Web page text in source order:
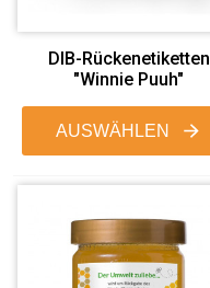
DIB-Rückenetiketten
"Winnie Puuh"
AUSWÄHLEN